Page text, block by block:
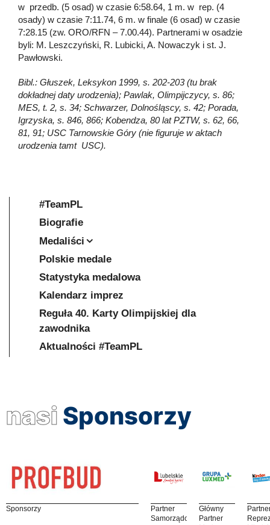
w przedb. (5 osad) w czasie 6:58.64, 1 m. w rep. (4
osady) w czasie 7:11.74, 6 m. w finale (6 osad) w czasie
7:28.15 (zw. ORO/RFN – 7.00.44). Partnerami w osadzie
byli: M. Leszczyński, R. Lubicki, A. Nowaczyk i st. J.
Pawłowski.
Bibl.: Głuszek, Leksykon 1999, s. 202-203 (tu brak
dokładnej daty urodzenia); Pawlak, Olimpijczycy, s. 86;
MES, t. 2, s. 34; Schwarzer, Dolnośląscy, s. 42; Porada,
Igrzyska, s. 846, 866; Kobendza, 80 lat PZTW, s. 62, 66,
81, 91; USC Tarnowskie Góry (nie figuruje w aktach
urodzenia tamt USC).
#TeamPL
Biografie
Medaliści
Polskie medale
Statystyka medalowa
Kalendarz imprez
Reguła 40. Karty Olimpijskiej dla
zawodnika
Aktualności #TeamPL
nasi Sponsorzy
Sponsorzy
Partner
Samorządowy
Główny
Partner